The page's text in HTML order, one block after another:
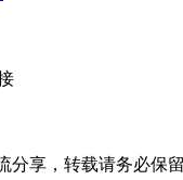
享，转载请务必保